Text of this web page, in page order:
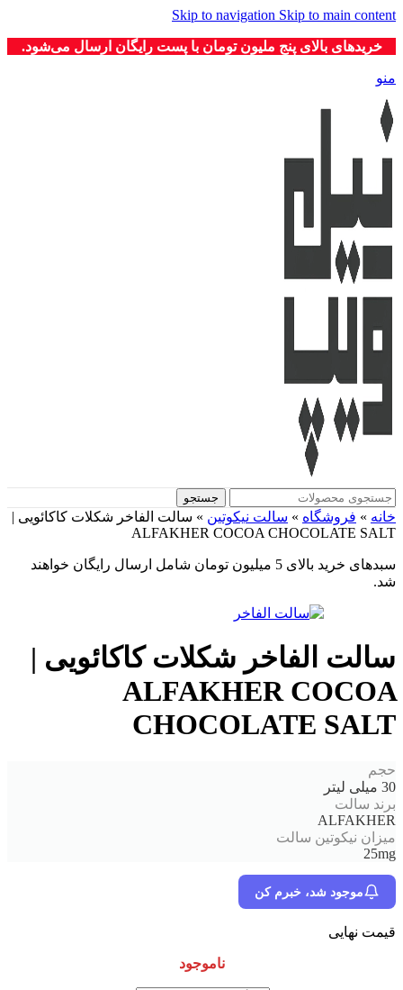
Skip to navigation Skip to main content
خریدهای بالای پنج ملیون تومان با پست رایگان ارسال می‌شود.
منو
جستجو
خانه » فروشگاه » سالت نیکوتین » سالت الفاخر شکلات کاکائویی |
ALFAKHER COCOA CHOCOLATE SALT
سبدهای خرید بالای 5 میلیون تومان شامل ارسال رایگان خواهند
شد.
سالت الفاخر شکلات کاکائویی |
ALFAKHER COCOA
CHOCOLATE SALT
حجم
30 میلی لیتر
برند سالت
ALFAKHER
میزان نیکوتین سالت
25mg
موجود شد، خبرم کن
قیمت نهایی
ناموجود